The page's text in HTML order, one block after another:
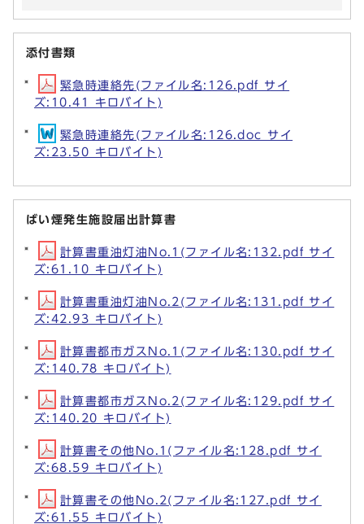
添付書類
緊急時連絡先(ファイル名:126.pdf サイ
ズ:10.41 キロバイト)
緊急時連絡先(ファイル名:126.doc サイ
ズ:23.50 キロバイト)
ばい煙発生施設届出計算書
計算書重油灯油No.1(ファイル名:132.pdf サイ
ズ:61.10 キロバイト)
計算書重油灯油No.2(ファイル名:131.pdf サイ
ズ:42.93 キロバイト)
計算書都市ガスNo.1(ファイル名:130.pdf サイ
ズ:140.78 キロバイト)
計算書都市ガスNo.2(ファイル名:129.pdf サイ
ズ:140.20 キロバイト)
計算書その他No.1(ファイル名:128.pdf サイ
ズ:68.59 キロバイト)
計算書その他No.2(ファイル名:127.pdf サイ
ズ:61.55 キロバイト)